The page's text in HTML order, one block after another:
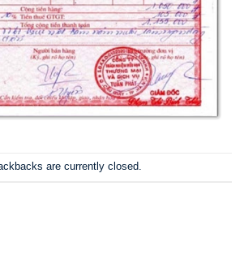
are currently closed.